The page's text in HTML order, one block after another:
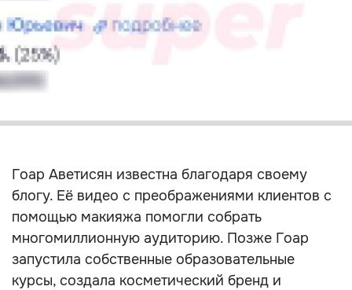
Гоар Аветисян известна благодаря своему
блогу. Её видео с преображениями клиентов с
помощью макияжа помогли собрать
многомиллионную аудиторию. Позже Гоар
запустила собственные образовательные
курсы, создала косметический бренд и